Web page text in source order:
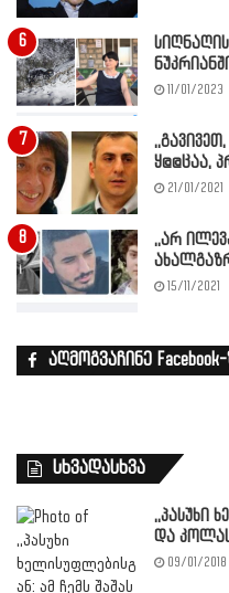
11/01/2023
ყ@@ცაა,
21/01/2021
,,არ
15/11/2021
აღმოგვაჩინე
სხვადასხვა
,,პასუხი
და
09/01/2018